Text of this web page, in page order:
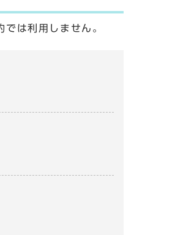
は利用しません。